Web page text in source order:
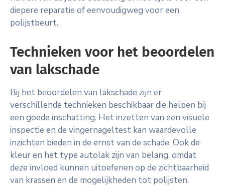
diepere reparatie of eenvoudigweg voor een
polijstbeurt.
Technieken voor het beoordelen
van lakschade
Bij het beoordelen van lakschade zijn er
verschillende technieken beschikbaar die helpen bij
een goede inschatting. Het inzetten van een visuele
inspectie en de vingernageltest kan waardevolle
inzichten bieden in de ernst van de schade. Ook de
kleur en het type autolak zijn van belang, omdat
deze invloed kunnen uitoefenen op de zichtbaarheid
van krassen en de mogelijkheden tot polijsten.